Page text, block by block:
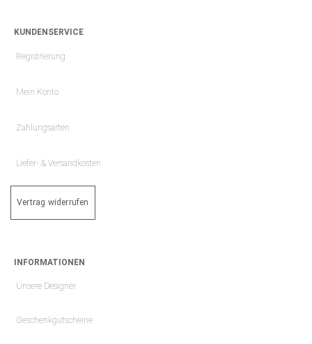
KUNDENSERVICE
Registrierung
Mein Konto
Zahlungsarten
Liefer- & Versandkosten
Vertrag widerrufen
INFORMATIONEN
Unsere Designer
Geschenkgutscheine